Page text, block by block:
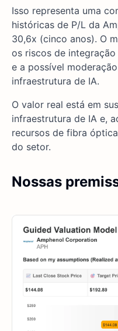
Isso representa uma
históricas de P/L da
30,6x (cinco anos). O
os riscos de
e a possível
infraestrutura de IA.
O valor real está em
infraestrutura de IA e,
recursos de fibra
do setor.
Nossas